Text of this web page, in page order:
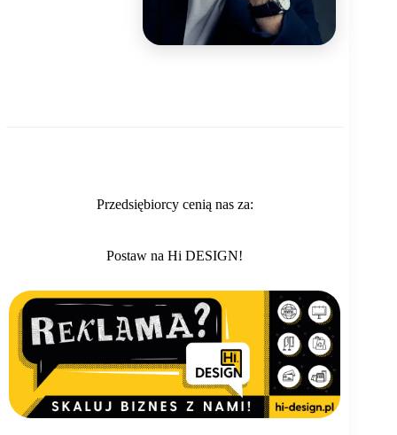
Przedsiębiorcy cenią nas za:
Postaw na Hi DESIGN!